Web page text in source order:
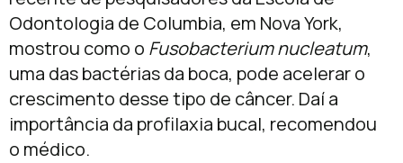
Odontologia de Columbia, em Nova York,
mostrou como o Fusobacterium nucleatum,
uma das bactérias da boca, pode acelerar o
crescimento desse tipo de câncer. Daí a
importância da profilaxia bucal, recomendou
o médico.